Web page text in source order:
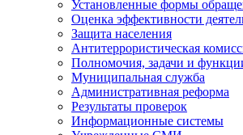
Установленные формы
Оценка эффективности
Защита населения
Антитеррористическая
Полномочия, задачи и
Муниципальная служба
Административная реформа
Результаты проверок
Информационные системы